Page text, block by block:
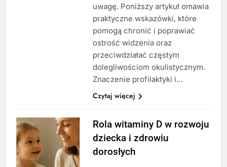
uwagę. Poniższy artykuł omawia
praktyczne wskazówki, które
pomogą chronić i poprawiać
ostrość widzenia oraz
przeciwdziałać częstym
dolegliwościom okulistycznym.
Znaczenie profilaktyki i…
Czytaj więcej
Rola witaminy D w rozwoju
dziecka i zdrowiu
dorosłych